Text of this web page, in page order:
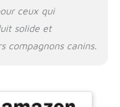
6,1 cm, taille
parfaite pour
aliments. Le fond
également être
retiré de la cage, et
ceux qui
solide et
compagnons canins.